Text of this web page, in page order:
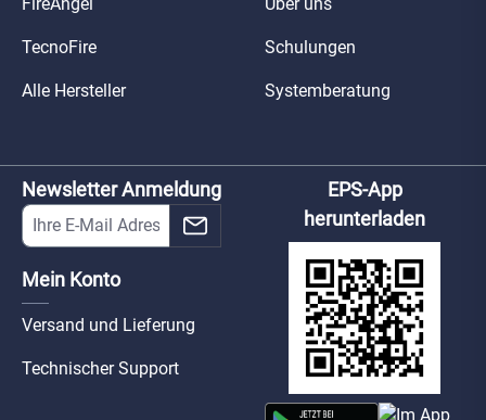
TecnoFire
Alle Hersteller
Schulungen
Systemberatung
Newsletter Anmeldung
Mein Konto
Versand und Lieferung
Technischer Support
EPS-App
herunterladen